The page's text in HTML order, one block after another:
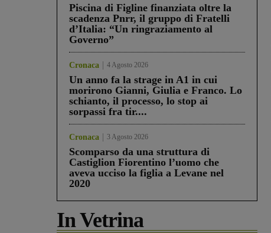
Piscina di Figline finanziata oltre la
scadenza Pnrr, il gruppo di Fratelli
d’Italia: “Un ringraziamento al
Governo”
Cronaca 4 Agosto 2026
Un anno fa la strage in A1 in cui
morirono Gianni, Giulia e Franco. Lo
schianto, il processo, lo stop ai
sorpassi fra tir....
Cronaca 3 Agosto 2026
Scomparso da una struttura di
Castiglion Fiorentino l’uomo che
aveva ucciso la figlia a Levane nel
2020
In Vetrina